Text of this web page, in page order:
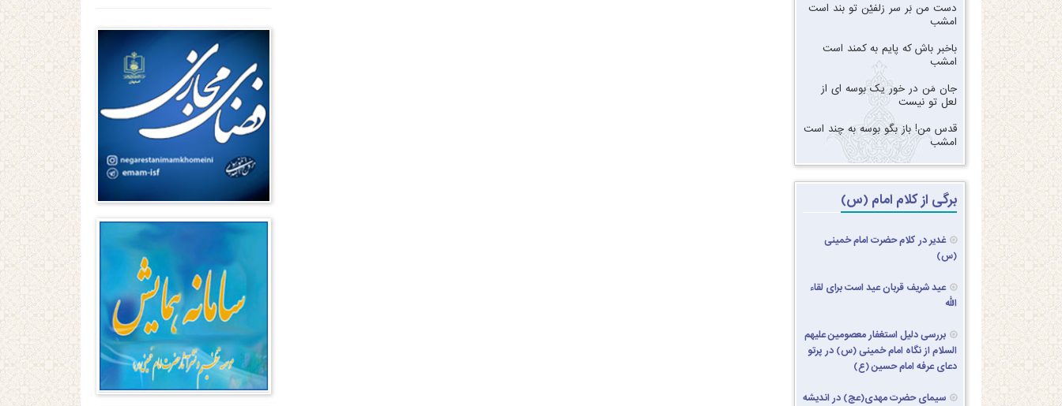
دست من بَر سر زلفیْن تو بند است
امشب‏
‏‏باخبر باش که پایم به کمند است
امشب‏
‏‏جان مَن در خور یک بوسه ای از
لعل تو نیست‏
‏‏قدس من! باز بگو بوسه به چند است
امشب
برگی از کلام امام (س)
غدیر در کلام حضرت امام خمینی
(س)
عید شریف قربان عید است برای لقاء
الله
بررسی دلیل استغفار معصومین علیهم
السلام از نگاه امام خمینی (س) در پرتو
دعای عرفه امام حسین (ع)
سیمای حضرت مهدی(عج) در اندیشه